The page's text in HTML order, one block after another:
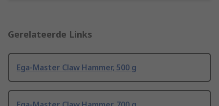
Gerelateerde Links
Ega-Master Claw Hammer, 500 g